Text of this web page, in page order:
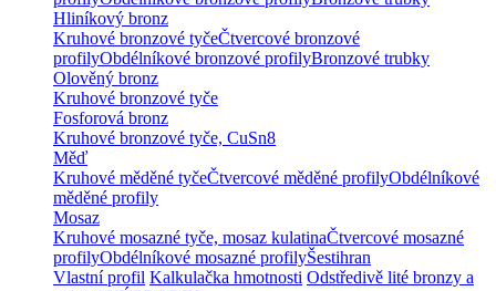
Hliníkový bronz
Kruhové bronzové tyčeČtvercové bronzové
profilyObdélníkové bronzové profilyBronzové trubky
Olověný bronz
Kruhové bronzové tyče
Fosforová bronz
Kruhové bronzové tyče, CuSn8
Měď
Kruhové měděné tyčeČtvercové měděné profilyObdélníkové
měděné profily
Mosaz
Kruhové mosazné tyče, mosaz kulatinaČtvercové mosazné
profilyObdélníkové mosazné profilyŠestihran
Vlastní profil Kalkulačka hmotnosti Odstředivě lité bronzy a